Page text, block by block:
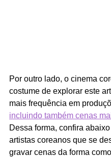
Por outro lado, o cinema
costume de explorar este
mais frequência em
incluindo também cenas
Dessa forma, confira
artistas coreanos que se
gravar cenas da forma